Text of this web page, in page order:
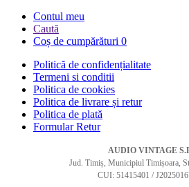
Contul meu
Caută
Coș de cumpărături 0
Politică de confidențialitate
Termeni si conditii
Politica de cookies
Politica de livrare și retur
Politica de plată
Formular Retur
AUDIO VINTAGE
Jud. Timiș, Municipiul Timișoara,
CUI: 51415401 /